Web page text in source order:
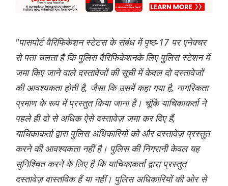
"पासपोर्ट वैरिफिकेशन स्टेटस के संबंध में पृष्ठ-17 पर एनेक्चर
से पता चलता है कि पुलिस वैरिफिकेशनके लिए पुलिस स्टेशन में
जमा किए जाने वाले दस्तावेजों की सूची में केवल दो दस्तावेजों
की आवश्यकता होती है, जैसा कि उसमें कहा गया है, नागरिकता
प्रमाण के रूप में प्रस्तुत किया जाना है। चूंकि याचिकाकर्ता ने
पहले ही दो से अधिक ऐसे दस्तावेज़ जमा कर दिए हैं,
याचिकाकर्ता द्वारा पुलिस अधिकारियों को और दस्तावेज़ प्रस्तुत
करने की आवश्यकता नहीं है। पुलिस की निगरानी केवल यह
सुनिश्चित करने के लिए है कि याचिकाकर्ता द्वारा प्रस्तुत
दस्तावेज़ वास्तविक हैं या नहीं। पुलिस अधिकारियों की ओर से